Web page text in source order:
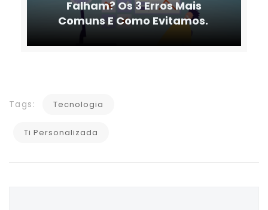
Falham? Os 3 Erros Mais
Comuns E Como Evitamos.
Tags: Tecnologia
Ti Personalizada